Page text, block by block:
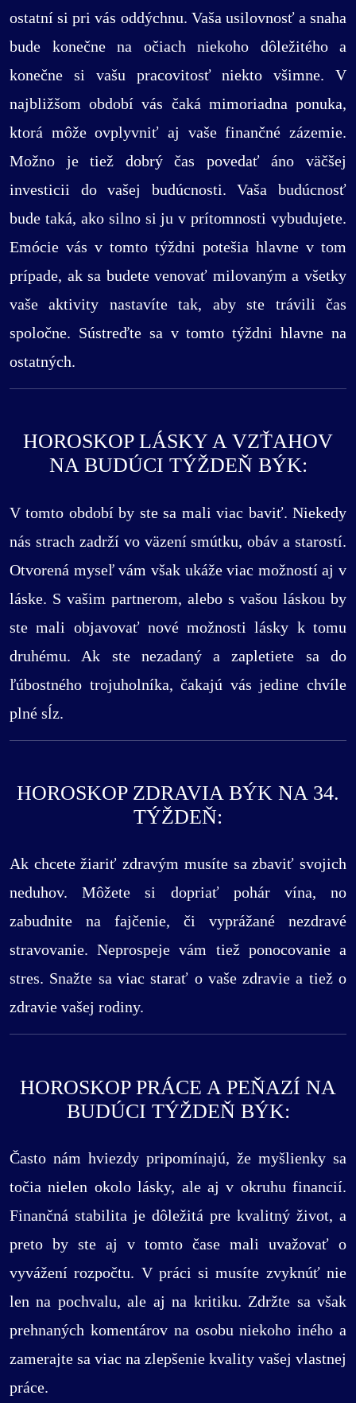
ostatní si pri vás oddýchnu. Vaša usilovnosť a snaha
bude konečne na očiach niekoho dôležitého a
konečne si vašu pracovitosť niekto všimne. V
najbližšom období vás čaká mimoriadna ponuka,
ktorá môže ovplyvniť aj vaše finančné zázemie.
Možno je tiež dobrý čas povedať áno väčšej
investicii do vašej budúcnosti. Vaša budúcnosť
bude taká, ako silno si ju v prítomnosti vybudujete.
Emócie vás v tomto týždni potešia hlavne v tom
prípade, ak sa budete venovať milovaným a všetky
vaše aktivity nastavíte tak, aby ste trávili čas
spoločne. Sústreďte sa v tomto týždni hlavne na
ostatných.
HOROSKOP LÁSKY A VZŤAHOV
NA BUDÚCI TÝŽDEŇ BÝK:
V tomto období by ste sa mali viac baviť. Niekedy
nás strach zadrží vo väzení smútku, obáv a starostí.
Otvorená myseľ vám však ukáže viac možností aj v
láske. S vašim partnerom, alebo s vašou láskou by
ste mali objavovať nové možnosti lásky k tomu
druhému. Ak ste nezadaný a zapletiete sa do
ľúbostného trojuholníka, čakajú vás jedine chvíle
plné sĺz.
HOROSKOP ZDRAVIA BÝK NA 34.
TÝŽDEŇ:
Ak chcete žiariť zdravým musíte sa zbaviť svojich
neduhov. Môžete si dopriať pohár vína, no
zabudnite na fajčenie, či vyprážané nezdravé
stravovanie. Neprospeje vám tiež ponocovanie a
stres. Snažte sa viac starať o vaše zdravie a tiež o
zdravie vašej rodiny.
HOROSKOP PRÁCE A PEŇAZÍ NA
BUDÚCI TÝŽDEŇ BÝK:
Často nám hviezdy pripomínajú, že myšlienky sa
točia nielen okolo lásky, ale aj v okruhu financií.
Finančná stabilita je dôležitá pre kvalitný život, a
preto by ste aj v tomto čase mali uvažovať o
vyvážení rozpočtu. V práci si musíte zvyknúť nie
len na pochvalu, ale aj na kritiku. Zdržte sa však
prehnaných komentárov na osobu niekoho iného a
zamerajte sa viac na zlepšenie kvality vašej vlastnej
práce.